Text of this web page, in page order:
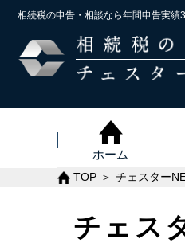
相続税の申告・相談なら年間申告実績
ホーム
TOP チェスター
チェス